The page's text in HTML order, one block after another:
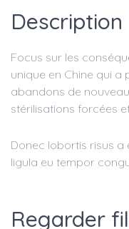
Description
Focus sur les
unique en Chine qui a
abandons de
stérilisations forcées
Donec lobortis risus a
ligula eu tempor
Regarder